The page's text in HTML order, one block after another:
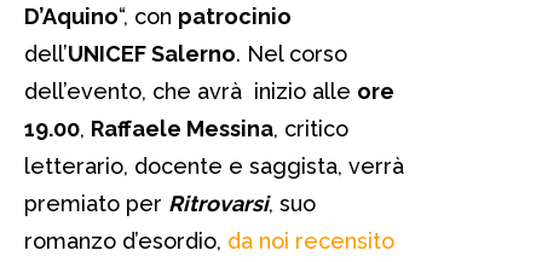
D’Aquino“, con patrocinio
dell’UNICEF Salerno. Nel corso
dell’evento, che avrà inizio alle ore
19.00, Raffaele Messina, critico
letterario, docente e saggista, verrà
premiato per Ritrovarsi, suo
romanzo d’esordio, da noi recensito